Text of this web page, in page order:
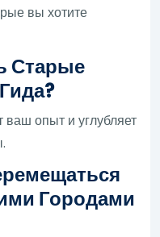
вы хотите
Старые
ваш опыт и углубляет
Городами